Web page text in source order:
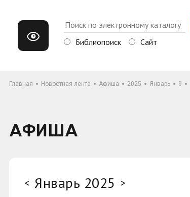
Библиопоиск Сайт
Главная Новостная лента Афиша 2025 Январь 9
АФИША
< Январь 2025 >